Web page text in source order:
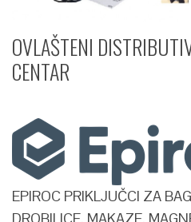
OVLAŠTENI
CENTAR​
EPIROC PRIKLJUČCI ZA